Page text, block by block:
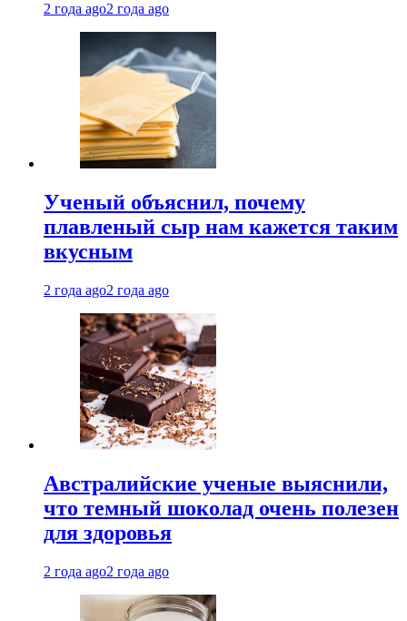
2 года ago2 года ago
Ученый объяснил, почему
плавленый сыр нам кажется таким
вкусным
2 года ago2 года ago
Австралийские ученые выяснили,
что темный шоколад очень полезен
для здоровья
2 года ago2 года ago